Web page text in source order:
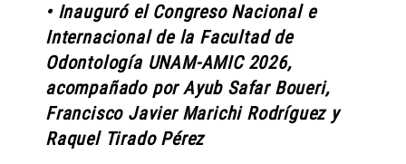
• Inauguró el Congreso Nacional e
Internacional de la Facultad de
Odontología UNAM-AMIC 2026,
acompañado por Ayub Safar Boueri,
Francisco Javier Marichi Rodríguez y
Raquel Tirado Pérez